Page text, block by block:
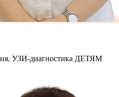
УЗИ-диагностика ДЕТЯМ